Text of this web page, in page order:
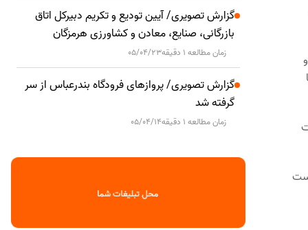
گزارش تصویری/ آیین تودیع و تکریم دبیرکل اتاق
بازرگانی، صنایع، معادن و کشاورزی هرمزگان
زمان مطالعه 1 دقیقه 05/04/23
گزارش تصویری/ پروازهای فرودگاه بندرعباس از سر
گرفته شد
زمان مطالعه 1 دقیقه 05/04/14